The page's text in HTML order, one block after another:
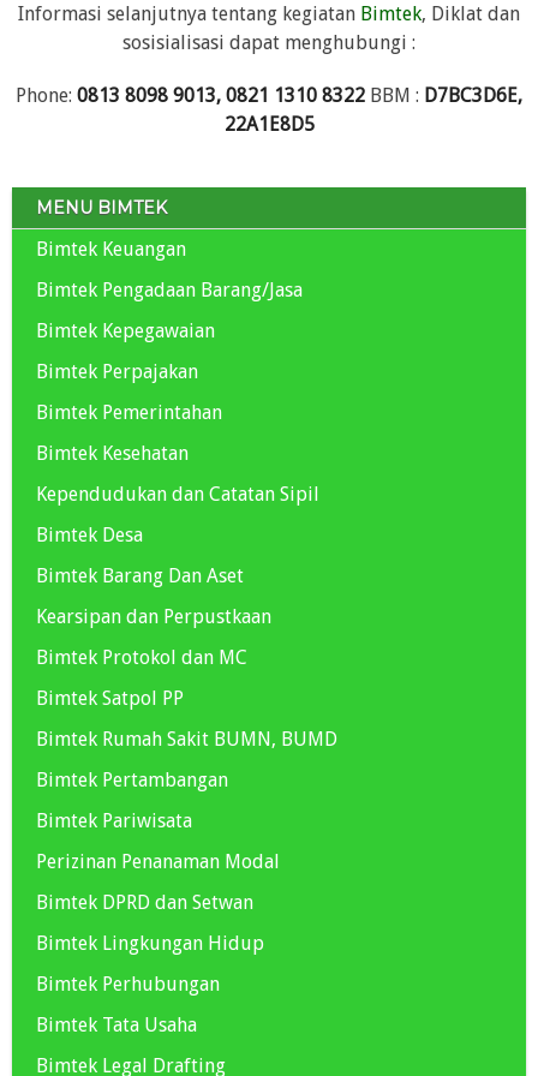
Informasi selanjutnya tentang kegiatan Bimtek, Diklat dan
sosisialisasi dapat menghubungi :
Phone: 0813 8098 9013, 0821 1310 8322 BBM : D7BC3D6E,
22A1E8D5
MENU BIMTEK
Bimtek Keuangan
Bimtek Pengadaan Barang/Jasa
Bimtek Kepegawaian
Bimtek Perpajakan
Bimtek Pemerintahan
Bimtek Kesehatan
Kependudukan dan Catatan Sipil
Bimtek Desa
Bimtek Barang Dan Aset
Kearsipan dan Perpustkaan
Bimtek Protokol dan MC
Bimtek Satpol PP
Bimtek Rumah Sakit BUMN, BUMD
Bimtek Pertambangan
Bimtek Pariwisata
Perizinan Penanaman Modal
Bimtek DPRD dan Setwan
Bimtek Lingkungan Hidup
Bimtek Perhubungan
Bimtek Tata Usaha
Bimtek Legal Drafting